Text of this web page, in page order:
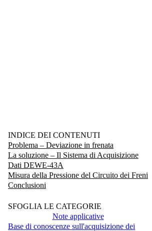
INDICE DEI CONTENUTI
Problema – Deviazione in frenata
La soluzione – Il Sistema di Acquisizione
Dati DEWE-43A
Misura della Pressione del Circuito dei Freni
Conclusioni
SFOGLIA LE CATEGORIE
Note applicative
Base di conoscenze sull'acquisizione dei